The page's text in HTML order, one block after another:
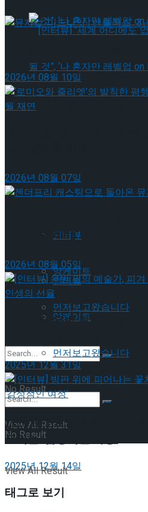
[인터뷰] “세계 어디에
공연이 될 것”, ‘나 혼자
Trending Tags
인터뷰
앙케이트
먼저보고왔습니다
No Result
View All Result
[인터뷰] “세계 어디에
이호원
Trending Tags
인터뷰
앙케이트
먼저보고왔습니다
No Result
View All Result
2026년 08월 10일
2026년 08월 07일
2026년 08월 05일
[인터뷰] 은반 위의 예술가,
2025년 12월 31일
[인터뷰] 빙판 위에 피어나는
그리는 ‘감성적인 여정’
2025년 12월 14일
태그로 보기